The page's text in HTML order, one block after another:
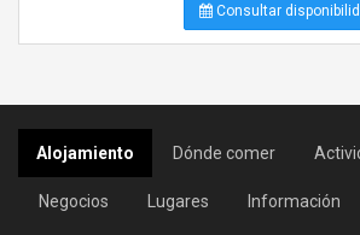
Consultar
Alojamiento Dónde comer
Negocios Lugares Información